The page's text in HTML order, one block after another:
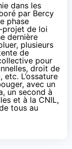
dans les
par Bercy
phase
projet de loi
dernière
plusieurs
de
pour
droit de
etc. L’ossature
avec un
, un second à
et à la CNIL,
tous au